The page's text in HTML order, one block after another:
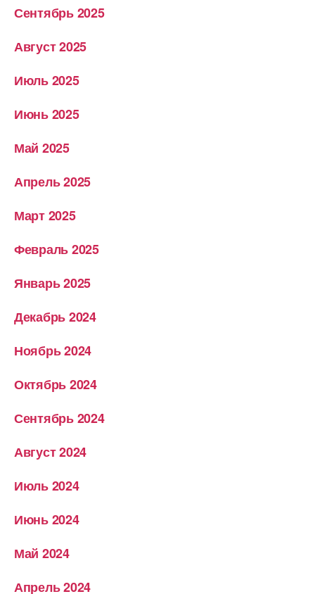
Сентябрь 2025
Август 2025
Июль 2025
Июнь 2025
Май 2025
Апрель 2025
Март 2025
Февраль 2025
Январь 2025
Декабрь 2024
Ноябрь 2024
Октябрь 2024
Сентябрь 2024
Август 2024
Июль 2024
Июнь 2024
Май 2024
Апрель 2024